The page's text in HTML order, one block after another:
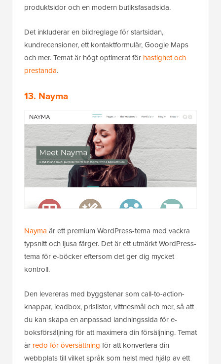
produktsidor och en modern butiksfasadsida.
Det inkluderar en bildreglage för startsidan,
kundrecensioner, ett kontaktformulär, Google Maps
och mer. Temat är högt optimerat för hastighet och
prestanda.
13. Nayma
Nayma är ett premium WordPress-tema med vackra
typsnitt och ljusa färger. Det är ett utmärkt WordPress-
tema för e-böcker eftersom det ger dig mycket
kontroll.
Den levereras med byggstenar som call-to-action-
knappar, leadbox, prislistor, vittnesmål och mer, så att
du kan skapa en anpassad landningssida för e-
boksförsäljning för att maximera din försäljning. Temat
är redo för översättning för att konvertera din
webbplats till vilket språk som helst med hjälp av ett